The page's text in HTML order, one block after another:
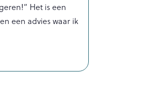
Het is een
een advies waar ik